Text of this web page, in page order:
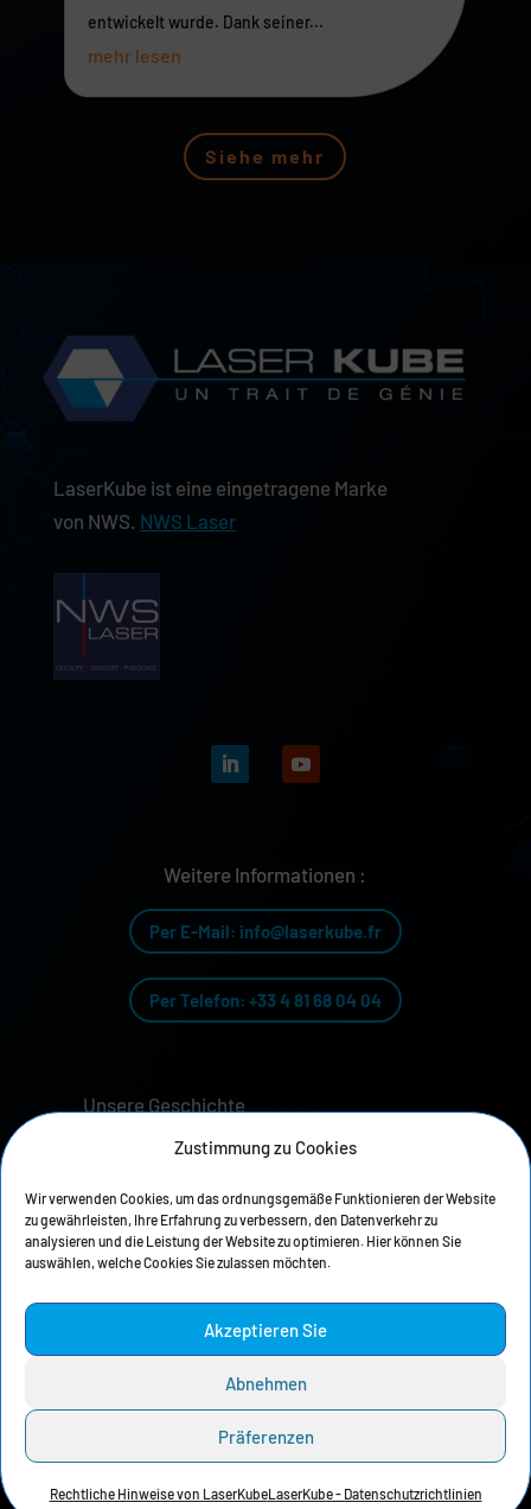
Zustimmung zu Cookies
Wir verwenden Cookies, um das ordnungsgemäße Funktionieren der Website
zu gewährleisten, Ihre Erfahrung zu verbessern, den Datenverkehr zu
analysieren und die Leistung der Website zu optimieren. Hier können Sie
auswählen, welche Cookies Sie zulassen möchten.
Akzeptieren Sie
Abnehmen
Präferenzen
Rechtliche Hinweise von LaserKubeLaserKube - Datenschutzrichtlinien
entwickelt wurde. Dank seiner...
mehr lesen
Siehe mehr
LaserKube ist eine eingetragene Marke
von NWS. NWS Laser
Weitere Informationen :
Per E-Mail: info@laserkube.fr
Per Telefon: +33 4 81 68 04 04
Unsere Geschichte
Datenschutzrichtlinie
Rechtliche Hinweise
Pressebereich
Hier finden Sie die Abzieher und Filter